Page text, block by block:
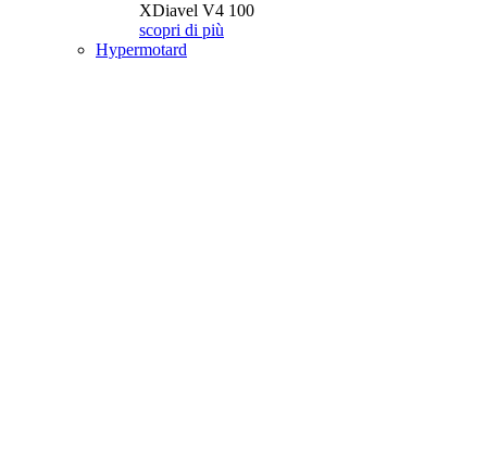
XDiavel V4 100
scopri di più
Hypermotard